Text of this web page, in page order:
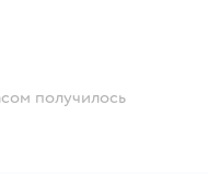
получилось